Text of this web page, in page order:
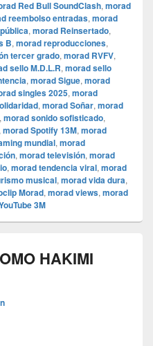
Red Bull SoundClash, morad
reembolso entradas, morad
, morad Reinsertado,
B, morad reproducciones,
tercer grado, morad RVFV,
sello M.D.L.R, morad sello
, morad Sigue, morad
singles 2025, morad
, morad Soñar, morad
, morad sonido sofisticado,
morad Spotify 13M, morad
mundial, morad
, morad televisión, morad
, morad tendencia viral, morad
musical, morad vida dura,
morad videocli‏p Morad, morad views, morad
3M
HAKIMI